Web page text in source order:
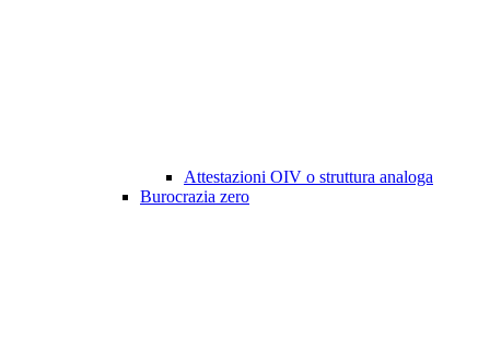
Attestazioni OIV o struttura analoga
Burocrazia zero